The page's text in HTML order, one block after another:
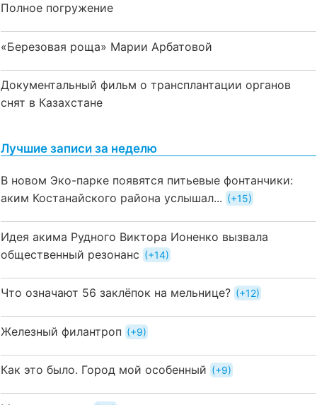
Полное погружение
«Березовая роща» Марии Арбатовой
Документальный фильм о трансплантации органов
снят в Казахстане
Лучшие записи за неделю
В новом Эко-парке появятся питьевые фонтанчики:
аким Костанайского района услышал...
+15
Идея акима Рудного Виктора Ионенко вызвала
общественный резонанс
+14
Что означают 56 заклёпок на мельнице? +12
Железный филантроп +9
Как это было. Город мой особенный +9